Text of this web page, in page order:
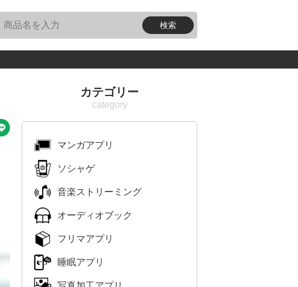
カテゴリー
マンガアプリ
ソシャゲ
音楽ストリーミング
オーディオブック
フリマアプリ
睡眠アプリ